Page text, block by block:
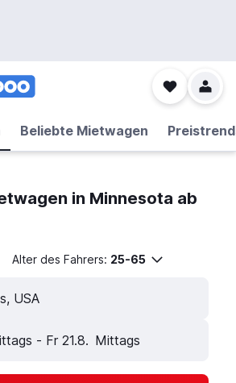
Beliebte Mietwagen
in Minnesota ab
Alter des Fahrers: 25-65
USA
- Fr 21.8. Mittags